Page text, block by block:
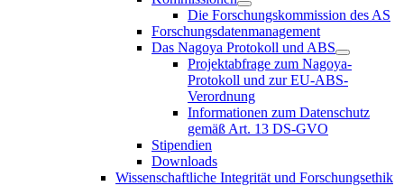
Die Forschungskommission des AS
Forschungsdatenmanagement
Das Nagoya Protokoll und ABS
Projektabfrage zum Nagoya-
Protokoll und zur EU-ABS-
Verordnung
Informationen zum Datenschutz
gemäß Art. 13 DS-GVO
Stipendien
Downloads
Wissenschaftliche Integrität und Forschungsethik